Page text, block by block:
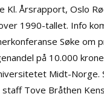
Årsrapport, Oslo
1990-tallet. Info
Søke om
på 10.000
Midt-Norge.
Tove Bråthen